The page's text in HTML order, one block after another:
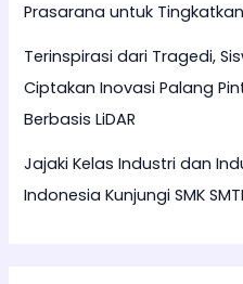
Prasarana untuk
Terinspirasi dari Tragedi,
Ciptakan Inovasi Palang
Berbasis LiDAR
Jajaki Kelas Industri dan
Indonesia Kunjungi SMK